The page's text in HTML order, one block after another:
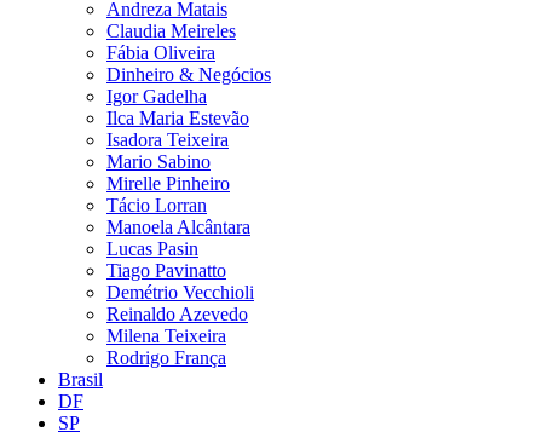
Andreza Matais
Claudia Meireles
Fábia Oliveira
Dinheiro & Negócios
Igor Gadelha
Ilca Maria Estevão
Isadora Teixeira
Mario Sabino
Mirelle Pinheiro
Tácio Lorran
Manoela Alcântara
Lucas Pasin
Tiago Pavinatto
Demétrio Vecchioli
Reinaldo Azevedo
Milena Teixeira
Rodrigo França
Brasil
DF
SP